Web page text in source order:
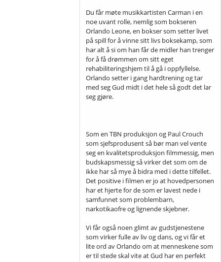
Du får møte musikkartisten Carman i en
noe uvant rolle, nemlig som bokseren
Orlando Leone, en bokser som setter livet
på spill for å vinne sitt livs boksekamp, som
har alt å si om han får de midler han trenger
for å få drømmen om sitt eget
rehabiliteringshjem til å gå i oppfyllelse.
Orlando setter i gang hardtrening og tar
med seg Gud midt i det hele så godt det lar
seg gjøre.
Som en TBN produksjon og Paul Crouch
som sjefsprodusent så bør man vel vente
seg en kvalitetsproduksjon filmmessig, men
budskapsmessig så virker det som om de
ikke har så mye å bidra med i dette tilfellet.
Det positive i filmen er jo at hovedpersonen
har et hjerte for de som er lavest nede i
samfunnet som problembarn,
narkotikaofre og lignende skjebner.
Vi får også noen glimt av gudstjenestene
som virker fulle av liv og dans, og vi får et
lite ord av Orlando om at menneskene som
er til stede skal vite at Gud har en perfekt